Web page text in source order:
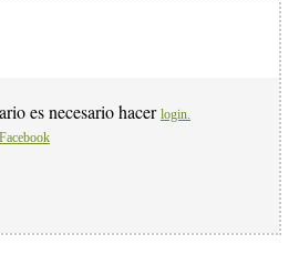
es necesario hacer login.
Facebook